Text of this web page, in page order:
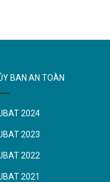
BAN AN TOÀN
2024
2023
2022
2021